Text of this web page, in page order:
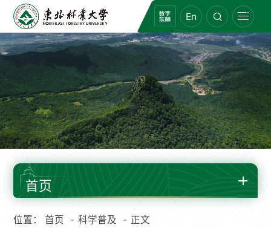
En
首页
位置：首页 科学普及 正文